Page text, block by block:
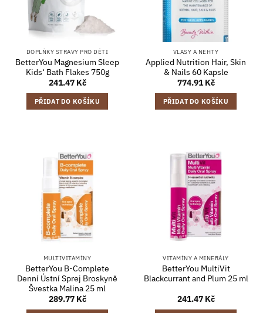
DOPLŇKY STRAVY PRO DĚTI
BetterYou Magnesium Sleep
Kids‘ Bath Flakes 750g
241.47 Kč
PŘIDAT DO KOŠÍKU
VLASY A NEHTY
Applied Nutrition Hair, Skin
& Nails 60 Kapsle
774.91Kč
PŘIDAT DO KOŠÍKU
MULTIVITAMÍNY
BetterYou B-Complete
Denní Ústní Sprej Broskyně
Švestka Malina 25 ml
289.77 Kč
VITAMÍNY A MINERÁLY
BetterYou MultiVit
Blackcurrant and Plum 25 ml
241.47 Kč